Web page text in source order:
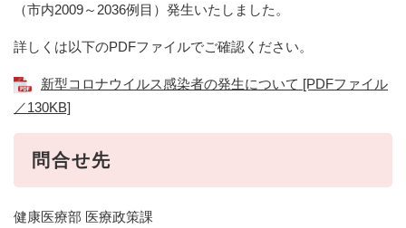
（市内2009～2036例目）発生いたしました。
詳しくは以下のPDFファイルでご確認ください。
新型コロナウイルス感染者の発生について [PDFファイル
／130KB]
問合せ先
健康医療部 医療政策課